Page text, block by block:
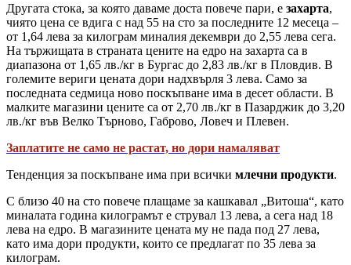
Другата стока, за която даваме доста повече пари, е захарта,
чиято цена се вдига с над 55 на сто за последните 12 месеца –
от 1,64 лева за килограм миналия декември до 2,55 лева сега.
На тържищата в страната цените на едро на захарта са в
диапазона от 1,65 лв./кг в Бургас до 2,83 лв./кг в Пловдив. В
големите вериги цената дори надхвърля 3 лева. Само за
последната седмица ново поскъпване има в десет области. В
малките магазини цените са от 2,70 лв./кг в Пазарджик до 3,20
лв./кг във Велко Търново, Габрово, Ловеч и Плевен.
Заплатите не само не растат, но дори намаляват
Тенденция за поскъпване има при всички млечни продукти.
С близо 40 на сто повече плащаме за кашкавал „Витоша“, като
миналата година килограмът е струвал 13 лева, а сега над 18
лева на едро. В магазините цената му не пада под 27 лева,
като има дори продукти, които се предлагат по 35 лева за
килограм.